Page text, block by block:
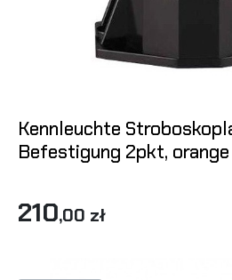
Kennleuchte
Befestigung 2pkt, orange
210,00 zł